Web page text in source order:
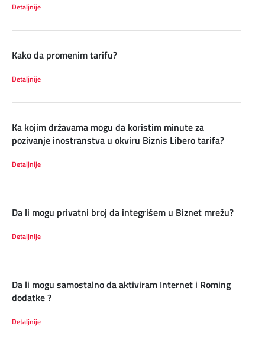
DIGITALNI SERVISI
TELEFONSKI IMENIK
PRODAJNA MESTA
MAPA BRZINA
Detaljnije
Kako da promenim tarifu?
Detaljnije
Ka kojim državama mogu da koristim minute za
pozivanje inostranstva u okviru Biznis Libero tarifa?
Detaljnije
Da li mogu privatni broj da integrišem u Biznet mrežu?
Detaljnije
Da li mogu samostalno da aktiviram Internet i Roming
dodatke ?
Detaljnije